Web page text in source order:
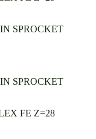
SPROCKET
SPROCKET
FE Z=28